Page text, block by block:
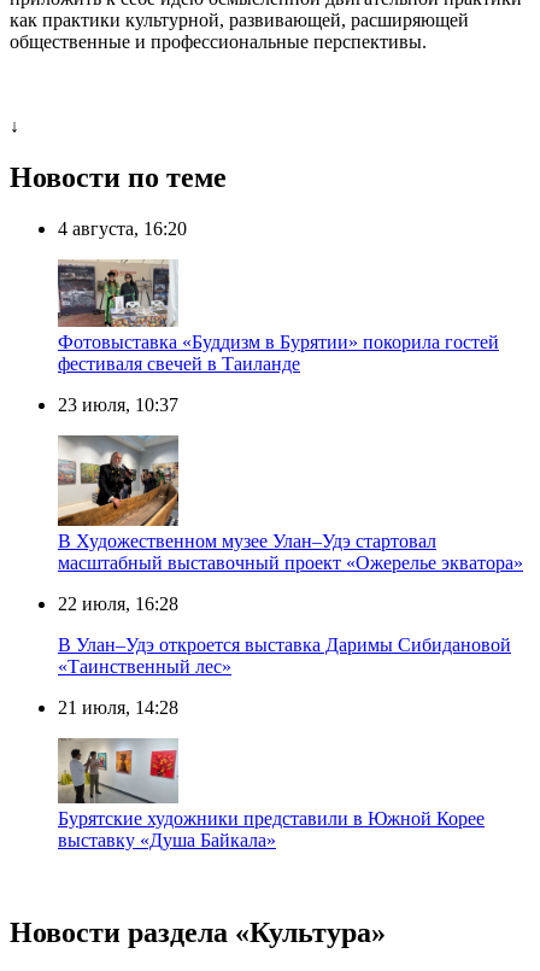
как практики культурной, развивающей, расширяющей
общественные и профессиональные перспективы.
↓
Новости по теме
4 августа, 16:20
Фотовыставка «Буддизм в Бурятии» покорила гостей
фестиваля свечей в Таиланде
23 июля, 10:37
В Художественном музее Улан–Удэ стартовал
масштабный выставочный проект «Ожерелье экватора»
22 июля, 16:28
В Улан–Удэ откроется выставка Даримы Сибидановой
«Таинственный лес»
21 июля, 14:28
Бурятские художники представили в Южной Корее
выставку «Душа Байкала»
Новости раздела «Культура»